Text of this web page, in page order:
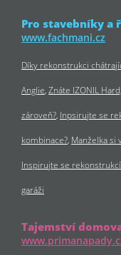
Pro stavebníky a
www.fachmani.cz
Díky rekonstrukci
Anglie Znáte IZONIL
zároveň? Inpsirujte se
kombinace? Manželka si
Inspirujte se
garáži
Tajemství